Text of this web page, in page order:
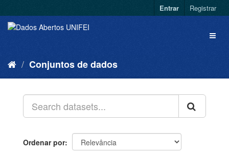
Entrar Registrar
Conjuntos de dados
Ordenar por